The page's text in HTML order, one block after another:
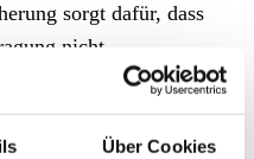
Über Cookies
sorgt dafür, dass
nicht
an den Daten
die Datenintegrität
wird TLS in